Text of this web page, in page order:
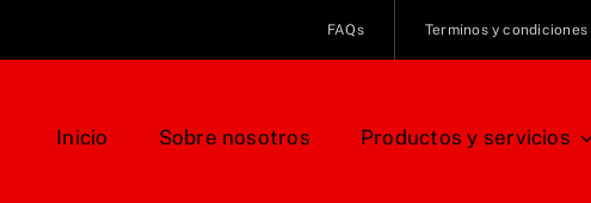
FAQs Terminos y condiciones
Inicio Sobre nosotros Productos y servicios